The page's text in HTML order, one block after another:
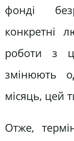
фонді
конкретні
роботи з
змінюють
місяць, цей
Отже,